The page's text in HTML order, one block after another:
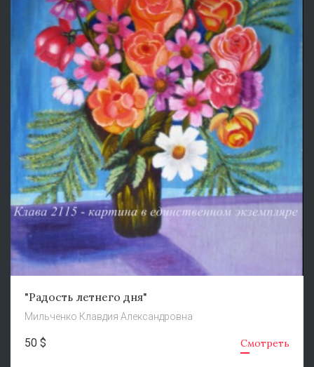
"Радость летнего дня"
Мильченко Клавдия Александровна
50 $ Смотреть